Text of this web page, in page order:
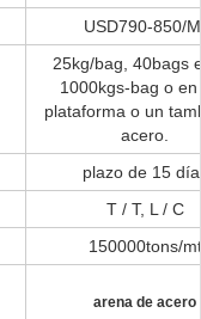
USD790-850/
25kg/bag, 40bags
1000kgs-bag o en
plataforma o un
acero.
plazo de 15
T / T, L / C
150000tons/mt
arena de acero